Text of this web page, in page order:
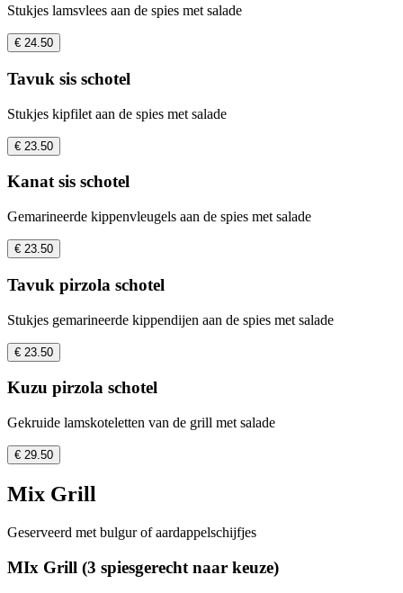
Stukjes lamsvlees aan de spies met salade
€ 24.50
Tavuk sis schotel
Stukjes kipfilet aan de spies met salade
€ 23.50
Kanat sis schotel
Gemarineerde kippenvleugels aan de spies met salade
€ 23.50
Tavuk pirzola schotel
Stukjes gemarineerde kippendijen aan de spies met salade
€ 23.50
Kuzu pirzola schotel
Gekruide lamskoteletten van de grill met salade
€ 29.50
Mix Grill
Geserveerd met bulgur of aardappelschijfjes
MIx Grill (3 spiesgerecht naar keuze)